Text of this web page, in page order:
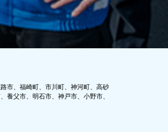
市、福崎町、市川町、神河町、高砂
養父市、明石市、神戸市、小野市、